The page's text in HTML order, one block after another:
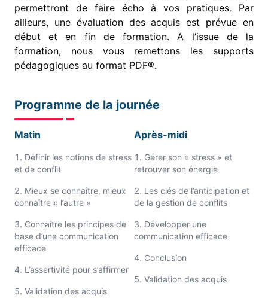
permettront de faire écho à vos pratiques. Par
ailleurs, une évaluation des acquis est prévue en
début et en fin de formation. A l’issue de la
formation, nous vous remettons les supports
pédagogiques au format PDF®.
Programme de la journée
Matin
Définir les notions de stress
et de conflit
Mieux se connaître, mieux
connaître « l’autre »
Connaître les principes de
base d’une communication
efficace
L’assertivité pour s’affirmer
Validation des acquis
Après-midi
Gérer son « stress » et
retrouver son énergie
Les clés de l’anticipation et
de la gestion de conflits
Développer une
communication efficace
Conclusion
Validation des acquis